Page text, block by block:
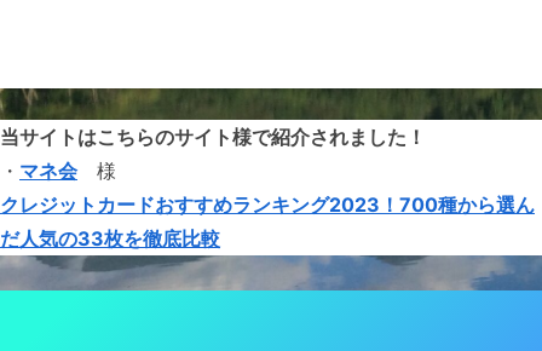
当サイトはこちらのサイト様で紹介されました！
・ マネ会様
クレジットカードおすすめランキング2023！700種から選ん
だ人気の33枚を徹底比較